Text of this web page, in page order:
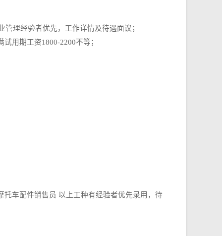
理经验者优先，工作详情及待遇面议；
用期工资1800-2200不等；
车配件销售员 以上工种有经验者优先录用，待